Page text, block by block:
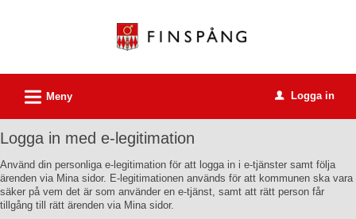
tjänster
Finspångs
kommun
L Meny u Logga in
Logga in med e-legitimation
Använd din personliga e-legitimation för att logga in i e-tjänster samt följa
ärenden via Mina sidor. E-legitimationen används för att kommunen ska vara
säker på vem det är som använder en e-tjänst, samt att rätt person får
tillgång till rätt ärenden via Mina sidor.